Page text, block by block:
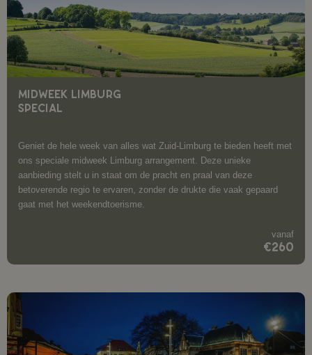
MIDWEEK LIMBURG
SPECIAL
Geniet de hele week van alles wat Zuid-Limburg te bieden heeft met
ons speciale midweek Limburg arrangement. Deze unieke
aanbieding stelt u in staat om de pracht en praal van deze
betoverende regio te ervaren, zonder de drukte die vaak gepaard
gaat met het weekendtoerisme.
vanaf
€260